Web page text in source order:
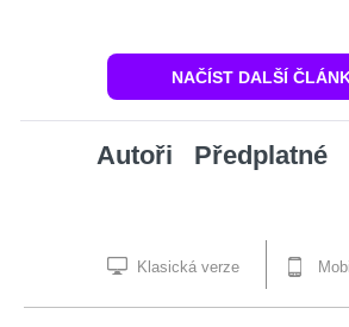
NAČÍST DALŠÍ
Autoři Předplatné
Klasická verze